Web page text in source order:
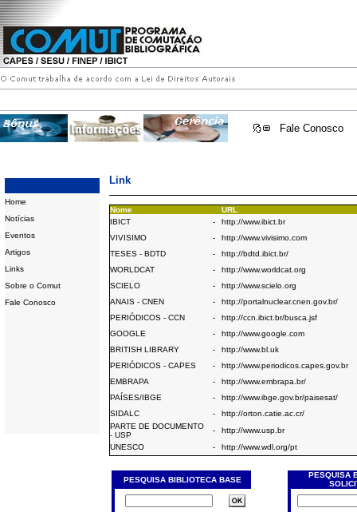
Fale Conosco
Home
Notícias
Eventos
Artigos
Links
Sobre o Comut
Fale Conosco
Link
Nome
URL
IBICT
-
http://www.ibict.br
VIVISIMO
-
http://www.vivisimo.com
TESES - BDTD
-
http://bdtd.ibict.br/
WORLDCAT
-
http://www.worldcat.org
SCIELO
-
http://www.scielo.org
ANAIS - CNEN
-
http://portalnuclear.cnen.gov.br/
PERIÓDICOS - CCN
-
http://ccn.ibict.br/busca.jsf
GOOGLE
-
http://www.google.com
BRITISH LIBRARY
-
http://www.bl.uk
PERIÓDICOS - CAPES
-
http://www.periodicos.capes.gov.br
EMBRAPA
-
http://www.embrapa.br/
PAÍSES/IBGE
-
http://www.ibge.gov.br/paisesat/
SIDALC
-
http://orton.catie.ac.cr/
PARTE DE DOCUMENTO
- USP
-
http://www.usp.br
UNESCO
- http://www.wdl.org/pt
PESQUISA BIBLIOTECA BASE
PESQUISA